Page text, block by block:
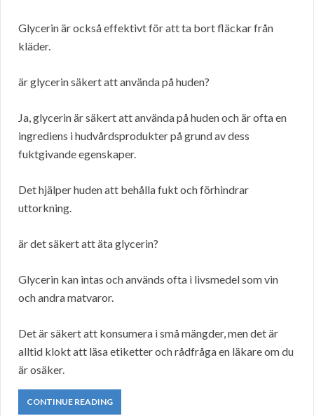
Glycerin är också effektivt för att ta bort fläckar från
kläder.
är glycerin säkert att använda på huden?
Ja, glycerin är säkert att använda på huden och är ofta en
ingrediens i hudvårdsprodukter på grund av dess
fuktgivande egenskaper.
Det hjälper huden att behålla fukt och förhindrar
uttorkning.
är det säkert att äta glycerin?
Glycerin kan intas och används ofta i livsmedel som vin
och andra matvaror.
Det är säkert att konsumera i små mängder, men det är
alltid klokt att läsa etiketter och rådfråga en läkare om du
är osäker.
CONTINUE READING